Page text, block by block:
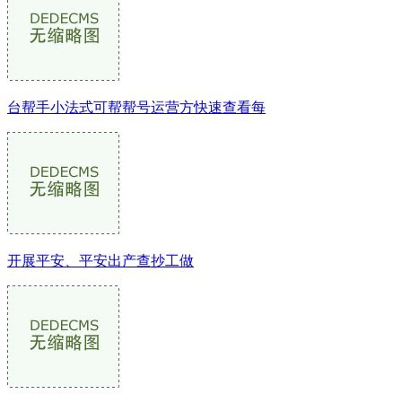
台帮手小法式可帮帮号运营方快速查看每
开展平安、平安出产查抄工做